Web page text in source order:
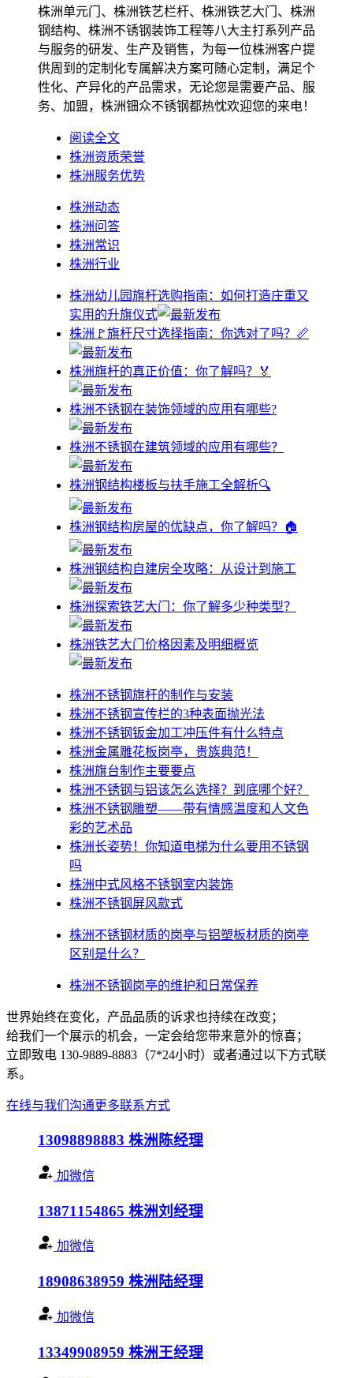
株洲单元门、株洲铁艺栏杆、株洲铁艺大门、株洲
钢结构、株洲不锈钢装饰工程等八大主打系列产品
与服务的研发、生产及销售，为每一位株洲客户提
供周到的定制化专属解决方案可随心定制，满足个
性化、产异化的产品需求，无论您是需要产品、服
务、加盟，株洲钿众不锈钢都热忱欢迎您的来电！
阅读全文
株洲资质荣誉
株洲服务优势
株洲动态
株洲问答
株洲常识
株洲行业
株洲幼儿园旗杆选购指南：如何打造庄重又
实用的升旗仪式
株洲🚩旗杆尺寸选择指南：你选对了吗？📏
株洲旗杆的真正价值：你了解吗？🏅
株洲不锈钢在装饰领域的应用有哪些?
株洲不锈钢在建筑领域的应用有哪些？
株洲钢结构楼板与扶手施工全解析🔍
株洲钢结构房屋的优缺点，你了解吗？🏠
株洲钢结构自建房全攻略：从设计到施工
株洲探索铁艺大门：你了解多少种类型？
株洲铁艺大门价格因素及明细概览
株洲不锈钢旗杆的制作与安装
株洲不锈钢宣传栏的3种表面抛光法
株洲不锈钢钣金加工冲压件有什么特点
株洲金属雕花板岗亭，贵族典范！
株洲旗台制作主要要点
株洲不锈钢与铝该怎么选择？到底哪个好？
株洲不锈钢雕塑——带有情感温度和人文色
彩的艺术品
株洲​长姿势！你知道电梯为什么要用不锈钢
吗
株洲中式风格不锈钢室内装饰
株洲不锈钢屏风款式
株洲不锈钢材质的岗亭与铝塑板材质的岗亭
区别是什么？
株洲不锈钢岗亭的维护和日常保养
世界始终在变化，产品品质的诉求也持续在改变；
给我们一个展示的机会，一定会给您带来意外的惊喜；
立即致电 130-9889-8883（7*24小时）或者通过以下方式联
系。
在线与我们沟通更多联系方式
13098898883 株洲陈经理
加微信
13871154865 株洲刘经理
加微信
18908638959 株洲陆经理
加微信
13349908959 株洲王经理